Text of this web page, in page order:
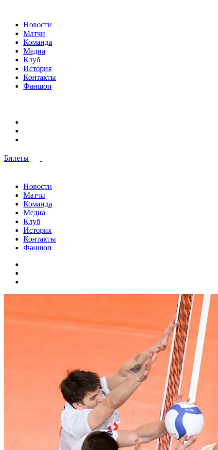
Новости
Матчи
Команда
Медиа
Клуб
История
Контакты
Фаншоп
Билеты
Новости
Матчи
Команда
Медиа
Клуб
История
Контакты
Фаншоп